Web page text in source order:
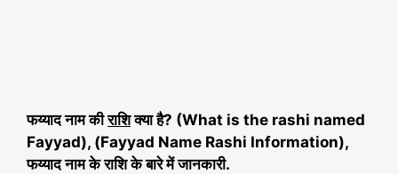
फय्याद नाम कीराशिक्या है? (What is the rashi named
Fayyad), (Fayyad Name Rashi Information),
फय्याद नाम के राशि के बारे में जानकारी.